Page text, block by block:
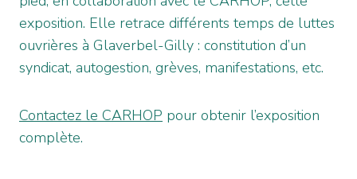
exposition. Elle retrace différents temps de luttes
ouvrières à Glaverbel-Gilly : constitution d’un
syndicat, autogestion, grèves, manifestations, etc.
Contactez le CARHOP pour obtenir l’exposition
complète.